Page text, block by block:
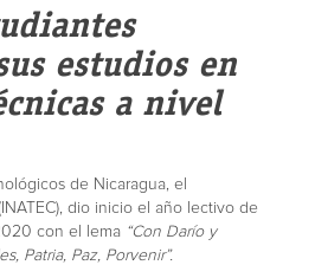
estudios en
a nivel
de Nicaragua, el
dio inicio el año lectivo de
con el lema “Con Darío y
Patria, Paz, Porvenir”.